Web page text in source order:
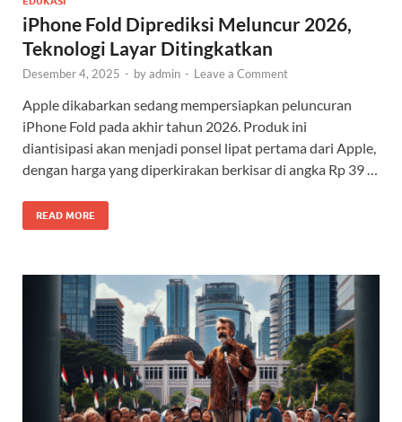
iPhone Fold Diprediksi Meluncur 2026,
Teknologi Layar Ditingkatkan
Desember 4, 2025 - byadmin - Leave a Comment
Apple dikabarkan sedang mempersiapkan peluncuran
iPhone Fold pada akhir tahun 2026. Produk ini
diantisipasi akan menjadi ponsel lipat pertama dari Apple,
dengan harga yang diperkirakan berkisar di angka Rp 39 …
READ MORE